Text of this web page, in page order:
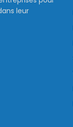
leur